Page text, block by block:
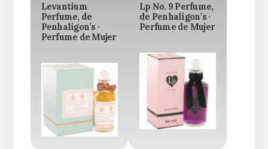
Levantium
Perfume, de
Penhaligon’s ·
Perfume de Mujer
Lp No. 9 Perfume,
de Penhaligon’s ·
Perfume de Mujer